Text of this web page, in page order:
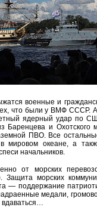
военные и
что были у ВМФ СССР.
ядерный удар по
Баренцева и
ПВО. Все
мировом океане, а
начальников.
от морских
морских
— поддержание
медали,
вдаваться…